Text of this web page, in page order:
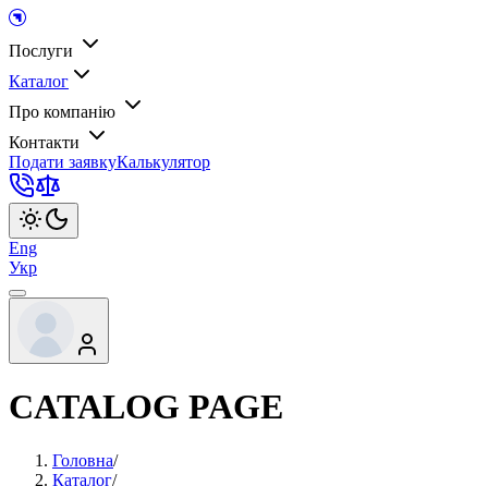
Послуги
Каталог
Про компанію
Контакти
Подати заявкуКалькулятор
Eng
Укр
CATALOG PAGE
Головна/
Каталог/